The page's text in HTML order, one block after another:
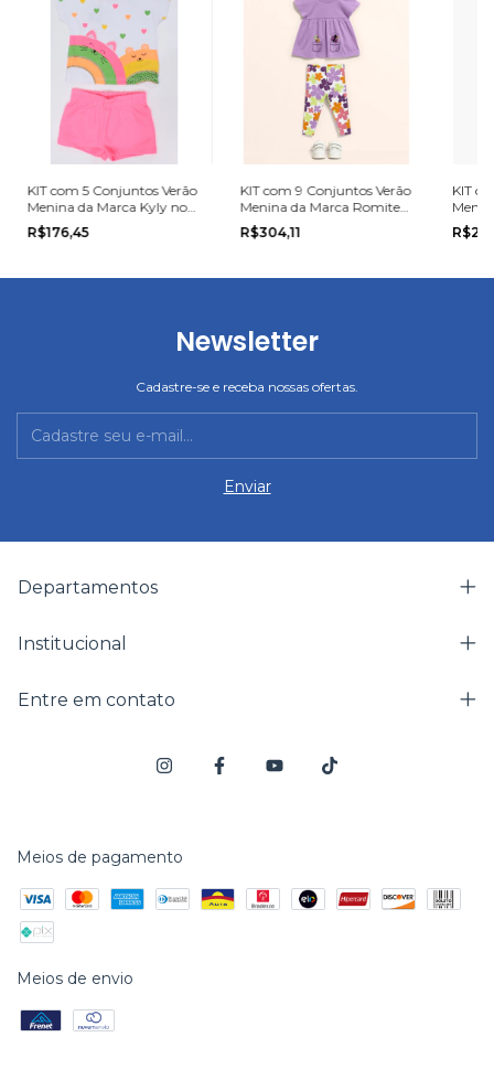
KIT com 5 Conjuntos Verão
Menina da Marca Kyly no
tamanho P, M ou G.
R$176,45
KIT com 9 Conjuntos Verão
Menina da Marca Romitex
na grade do P ao G
R$304,11
KIT
na
Newsletter
Cadastre-se e receba nossas ofertas.
Departamentos
Institucional
Entre em contato
Meios de pagamento
Meios de envio